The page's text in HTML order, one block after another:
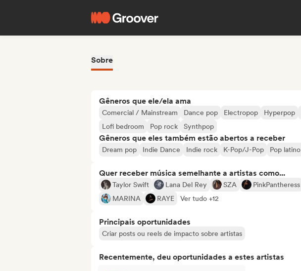
Sobre
Gêneros que ele/ela ama
Comercial / Mainstream Dance pop Electropop Hyperpop
Lofi bedroom
Pop rock Synthpop
Gêneros que eles também estão abertos a receber
Dream pop Indie Dance Indie rock K-Pop/J-Pop Pop latino
Quer receber música semelhante a artistas como...
Taylor Swift Lana Del Rey SZA PinkPantheress
MARINA
RAYE Ver tudo +12
Principais oportunidades
Criar posts ou reels de impacto sobre artistas
Recentemente, deu oportunidades a estes artistas